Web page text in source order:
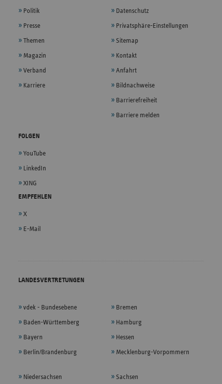
Politik
Presse
Themen
Magazin
Verband
Karriere
Datenschutz
Privatsphäre-Einstellungen
Sitemap
Kontakt
Anfahrt
Bildnachweise
Barrierefreiheit
Barriere melden
FOLGEN
YouTube
LinkedIn
XING
EMPFEHLEN
X
E-Mail
LANDESVERTRETUNGEN
vdek - Bundesebene
Baden-Württemberg
Bayern
Berlin/Brandenburg
Bremen
Hamburg
Hessen
Mecklenburg-Vorpommern
Niedersachsen Sachsen